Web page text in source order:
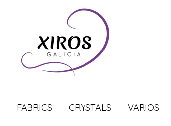
FABRICS CRYSTALS VARIOS